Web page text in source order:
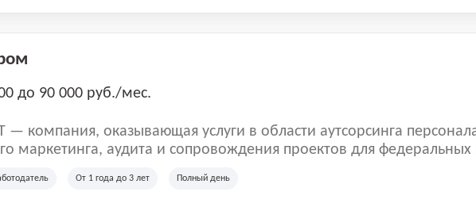
до 90 000 руб./мес.
— компания, оказывающая услуги в области аутсорсинга
маркетинга, аудита и сопровождения проектов для федеральных
России, Казахстана и Беларуси, сотрудничая с компаниями из
От 1 года до 3 лет Полный день